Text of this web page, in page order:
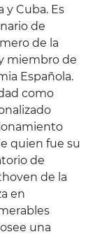
y Cuba. Es
de
de la
miembro de
Española.
como
quien fue su
de
de la
en
una